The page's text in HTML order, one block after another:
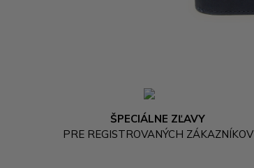
ŠPECIÁLNE ZĽAVY
PRE REGISTROVANÝCH ZÁKAZNÍKOV